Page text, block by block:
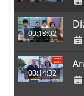
00:18:02
00:14:32